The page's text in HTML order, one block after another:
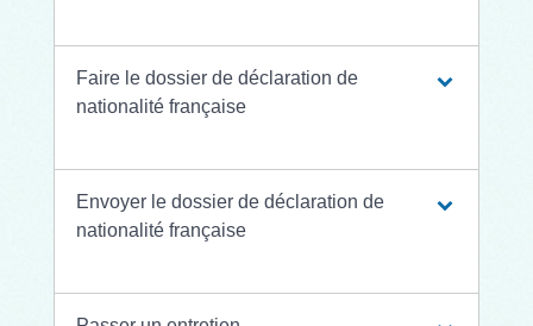
Faire le dossier de déclaration de
nationalité française
Envoyer le dossier de déclaration de
nationalité française